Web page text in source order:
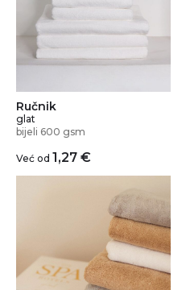
Ručnik
glat
bijeli 600 gsm
Već od 1,27 €